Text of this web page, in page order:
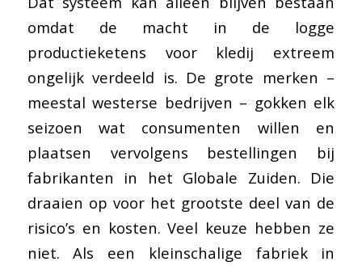
omdat de macht in de logge
productieketens voor kledij extreem
ongelijk verdeeld is. De grote merken –
meestal westerse bedrijven – gokken elk
seizoen wat consumenten willen en
plaatsen vervolgens bestellingen bij
fabrikanten in het Globale Zuiden. Die
draaien op voor het grootste deel van de
risico’s en kosten. Veel keuze hebben ze
niet. Als een kleinschalige fabriek in